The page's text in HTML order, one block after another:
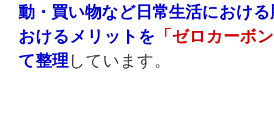
動・買い物など日常生活におけ
おけるメリットを 「ゼロカーボ
て整理しています。